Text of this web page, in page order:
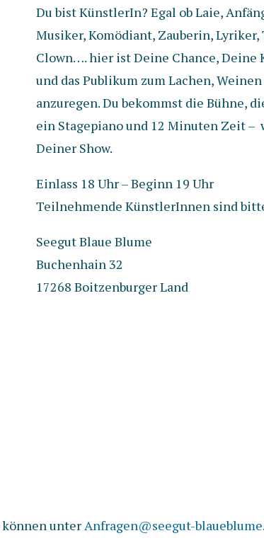
Du bist KünstlerIn? Egal ob Laie,
Musiker, Komödiant, Zauberin, Lyriker,
Clown…. hier ist Deine Chance, Deine
und das Publikum zum Lachen,
anzuregen. Du bekommst die Bühne,
ein Stagepiano und 12 Minuten Zeit –
Deiner Show.
Einlass 18 Uhr – Beginn 19 Uhr
Teilnehmende KünstlerInnen sind
Seegut Blaue Blume
Buchenhain 32
17268 Boitzenburger Land
unter Anfragen@seegut-